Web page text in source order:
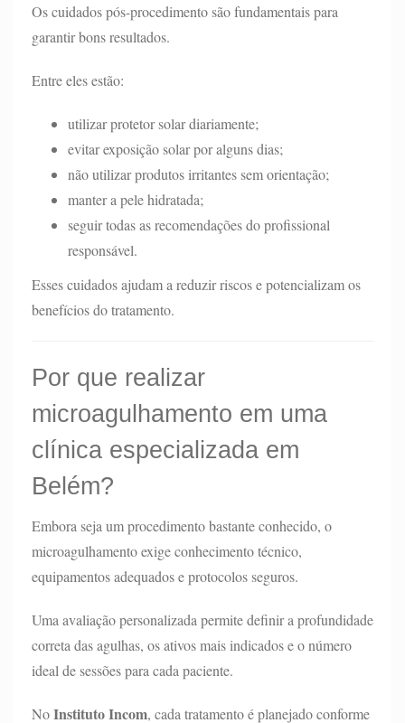
Os cuidados pós-procedimento são fundamentais para
garantir bons resultados.
Entre eles estão:
utilizar protetor solar diariamente;
evitar exposição solar por alguns dias;
não utilizar produtos irritantes sem orientação;
manter a pele hidratada;
seguir todas as recomendações do profissional
responsável.
Esses cuidados ajudam a reduzir riscos e potencializam os
benefícios do tratamento.
Por que realizar
microagulhamento em uma
clínica especializada em
Belém?
Embora seja um procedimento bastante conhecido, o
microagulhamento exige conhecimento técnico,
equipamentos adequados e protocolos seguros.
Uma avaliação personalizada permite definir a profundidade
correta das agulhas, os ativos mais indicados e o número
ideal de sessões para cada paciente.
NoInstituto Incom, cada tratamento é planejado conforme